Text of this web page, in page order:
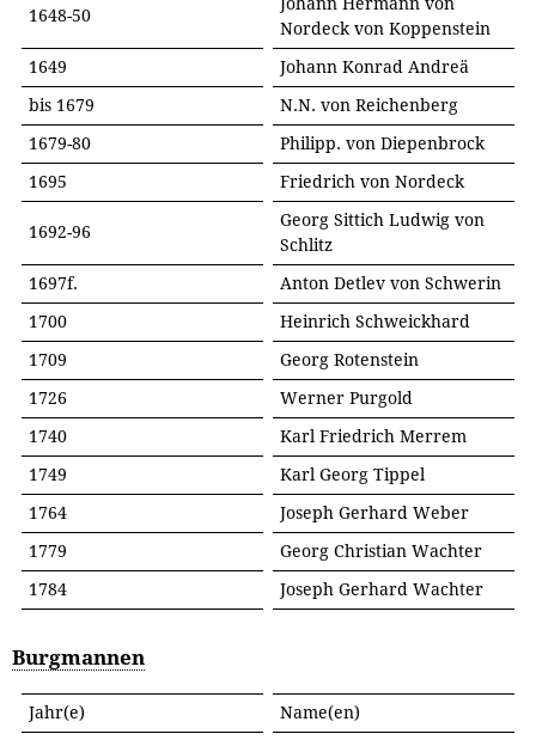
1648-50
Nordeck von Koppenstein
1649
Johann Konrad Andreä
bis 1679
N.N. von Reichenberg
1679-80
Philipp. von Diepenbrock
1695
Friedrich von Nordeck
1692-96
Georg Sittich Ludwig von
Schlitz
1697f.
Anton Detlev von Schwerin
1700
Heinrich Schweickhard
1709
Georg Rotenstein
1726
Werner Purgold
1740
Karl Friedrich Merrem
1749
Karl Georg Tippel
1764
Joseph Gerhard Weber
1779
Georg Christian Wachter
1784
Joseph Gerhard Wachter
Burgmannen
Jahr(e)
Name(en)